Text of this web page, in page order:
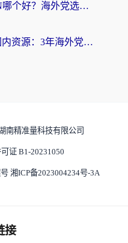
斧牛和极速穿梭VPN哪个好？海外党选回国加速器必看的真实对比与避坑指南
北美回国无缝访问国内资源：3年海外党亲测的加速器选择指南
南精准量科技有限公司
证 B1-20231050
湘ICP备2023004234号-3A
接